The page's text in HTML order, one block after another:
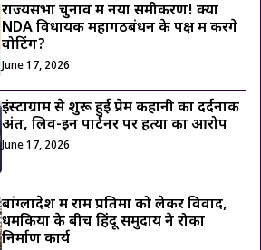
राज्यसभा चुनाव में नया समीकरण! क्या
NDA विधायक महागठबंधन के पक्ष में करेंगे
वोटिंग?
June 17, 2026
इंस्टाग्राम से शुरू हुई प्रेम कहानी का दर्दनाक
अंत, लिव-इन पार्टनर पर हत्या का आरोप
June 17, 2026
बांग्लादेश में राम प्रतिमा को लेकर विवाद,
धमकियों के बीच हिंदू समुदाय ने रोका
निर्माण कार्य